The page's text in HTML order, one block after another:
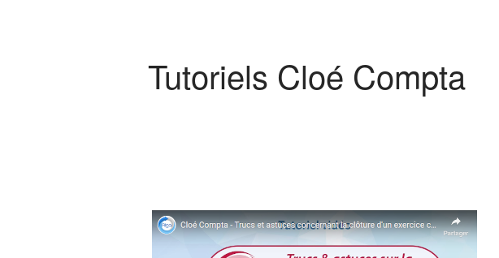
Tutoriels Cloé Compta